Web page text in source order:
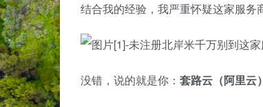
结合我的经验，我严重怀疑这家服务
没错，说的就是你： 套路云（阿里云）